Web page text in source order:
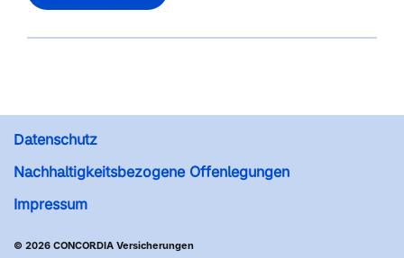
Datenschutz
Nachhaltigkeitsbezogene Offenlegungen
Impressum
© 2026 CONCORDIA Versicherungen